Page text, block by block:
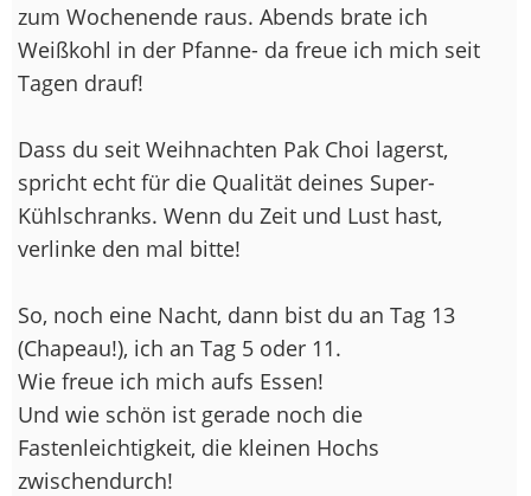
zum Wochenende raus. Abends brate ich
Weißkohl in der Pfanne- da freue ich mich seit
Tagen drauf!
Dass du seit Weihnachten Pak Choi lagerst,
spricht echt für die Qualität deines Super-
Kühlschranks. Wenn du Zeit und Lust hast,
verlinke den mal bitte!
So, noch eine Nacht, dann bist du an Tag 13
(Chapeau!), ich an Tag 5 oder 11.
Wie freue ich mich aufs Essen!
Und wie schön ist gerade noch die
Fastenleichtigkeit, die kleinen Hochs
zwischendurch!